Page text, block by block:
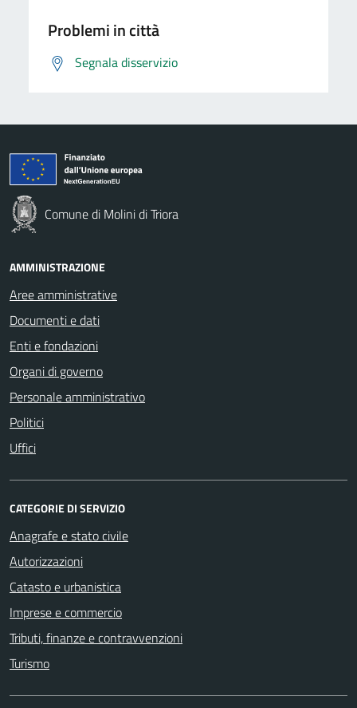
Problemi in città
Segnala disservizio
Comune di Molini di Triora
AMMINISTRAZIONE
Aree amministrative
Documenti e dati
Enti e fondazioni
Organi di governo
Personale amministrativo
Politici
Uffici
CATEGORIE DI SERVIZIO
Anagrafe e stato civile
Autorizzazioni
Catasto e urbanistica
Imprese e commercio
Tributi, finanze e contravvenzioni
Turismo